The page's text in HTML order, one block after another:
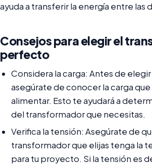
ayuda a transferir la energía entre las
Consejos para elegir el
perfecto
Considera la carga: Antes de
asegúrate de conocer la carga
alimentar. Esto te ayudará a
del transformador que necesitas.
Verifica la tensión: Asegúrate de
transformador que elijas tenga la
para tu proyecto. Si la tensión es